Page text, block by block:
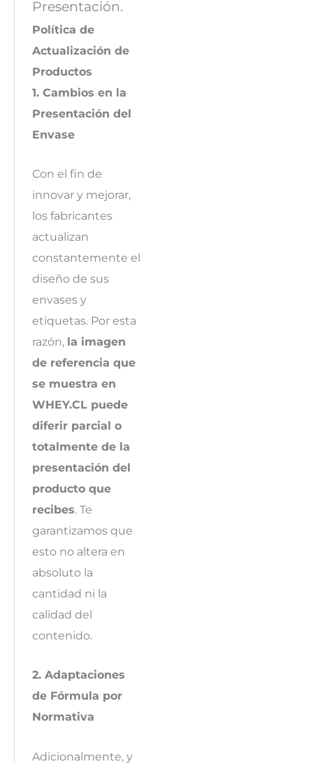
Presentación.
Política de
Actualización de
Productos
1. Cambios en la
Presentación del
Envase
Con el fin de
innovar y mejorar,
los fabricantes
actualizan
constantemente el
diseño de sus
envases y
etiquetas. Por esta
razón, la imagen
de referencia que
se muestra en
WHEY.CL puede
diferir parcial o
totalmente de la
presentación del
producto que
recibes. Te
garantizamos que
esto no altera en
absoluto la
cantidad ni la
calidad del
contenido.
2. Adaptaciones
de Fórmula por
Normativa
Adicionalmente, y